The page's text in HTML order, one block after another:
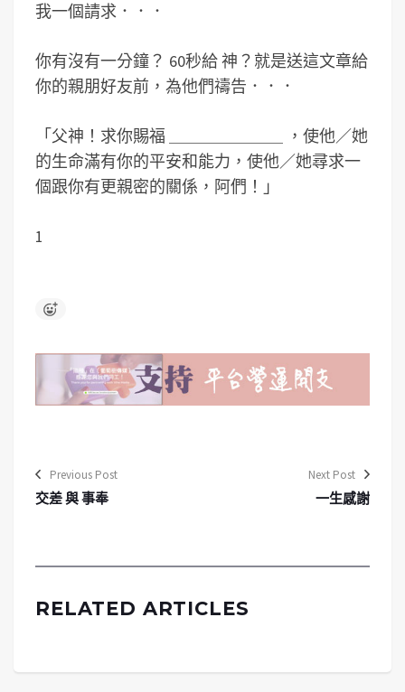
我一個請求．．．
你有沒有一分鐘？ 60秒給 神？就是送這文章給
你的親朋好友前，為他們禱告．．．
「父神！求你賜福 ＿＿＿＿＿＿＿ ，使他／她
的生命滿有你的平安和能力，使他／她尋求一
個跟你有更親密的關係，阿們！」
1
Previous Post
交差 與 事奉
Next Post
一生感謝
RELATED ARTICLES